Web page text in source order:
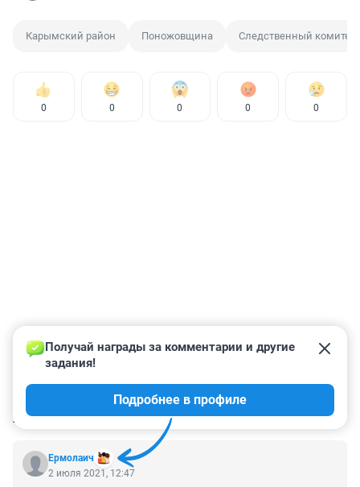
Карымский район Поножовщина Следственный комитет
0 0 0 0 0
КОММЕНТАРИИ 10
Ермолаич
Получай награды за комментарии и другие
задания!
Подробнее в профиле
2 июля 2021, 12:47